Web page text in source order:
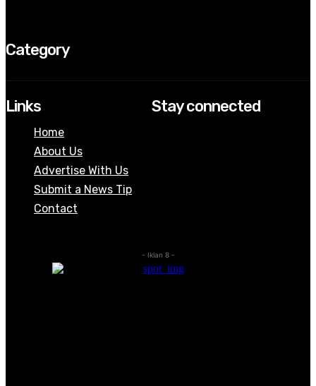
Category
Links
Home
About Us
Advertise With Us
Submit a News Tip
Contact
Stay connected
- Iklan 8 -